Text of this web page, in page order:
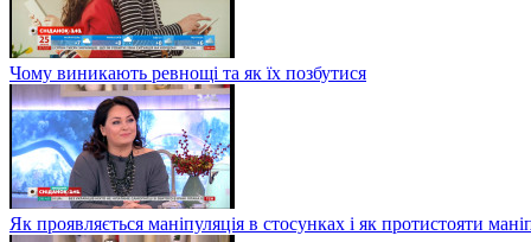
Чому виникають ревнощі та як їх позбутися
Як проявляється маніпуляція в стосунках і як протистояти